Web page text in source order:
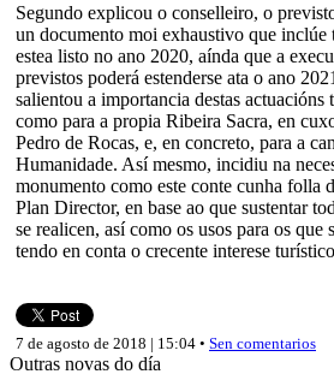
Segundo explicou o conselleiro, o
un documento moi exhaustivo que inclúe
estea listo no ano 2020, aínda que a
previstos poderá estenderse ata o ano
salientou a importancia destas actuacións
como para a propia Ribeira Sacra, en
Pedro de Rocas, e, en concreto, para a
Humanidade. Así mesmo, incidiu na
monumento como este conte cunha folla
Plan Director, en base ao que sustentar
se realicen, así como os usos para os que
tendo en conta o crecente interese
7 de agosto de 2018 | 15:04 • Sen comentarios
Outras novas do día